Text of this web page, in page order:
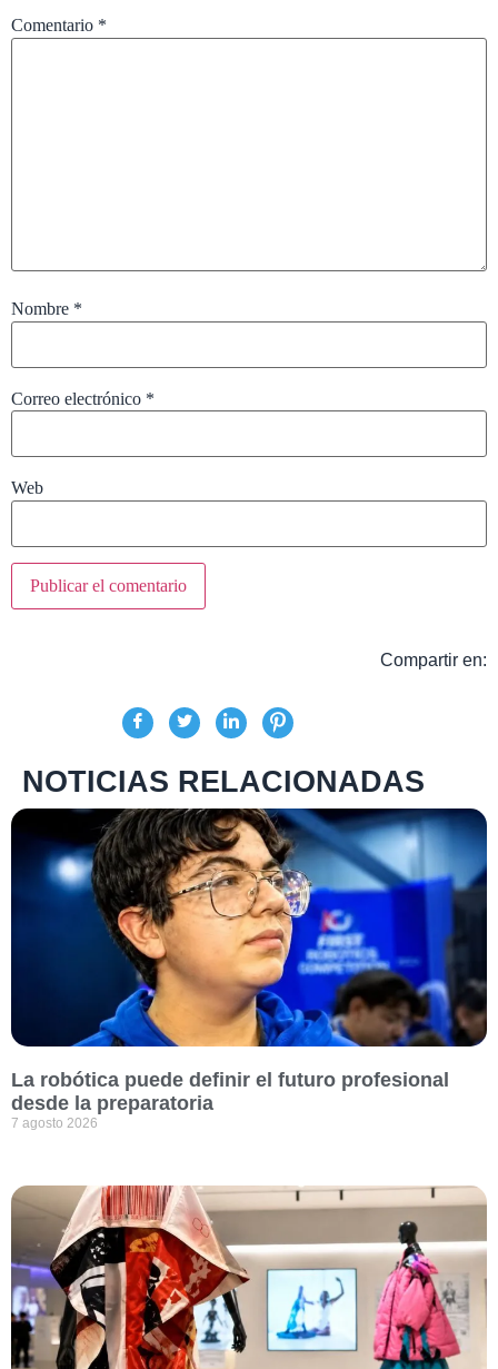
Comentario *
Nombre *
Correo electrónico *
Web
Compartir en:
NOTICIAS RELACIONADAS
La robótica puede definir el futuro profesional
desde la preparatoria
7 agosto 2026